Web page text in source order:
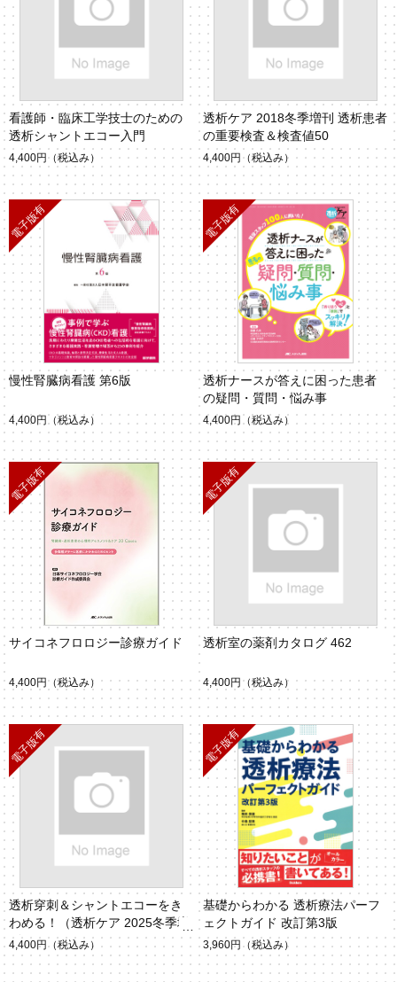
看護師・臨床工学技士のための
透析シャントエコー入門
4,400円 （税込み）
透析ケア 2018冬季増刊 透析患者
の重要検査＆検査値50
4,400円 （税込み）
慢性腎臓病看護 第6版
4,400円 （税込み）
透析ナースが答えに困った患者
の疑問・質問・悩み事
4,400円 （税込み）
サイコネフロロジー診療ガイド
4,400円 （税込み）
透析室の薬剤カタログ 462
4,400円 （税込み）
透析穿刺＆シャントエコーをき
わめる！（透析ケア 2025冬季増
刊）
4,400円 （税込み）
基礎からわかる 透析療法パーフ
ェクトガイド 改訂第3版
3,960円 （税込み）